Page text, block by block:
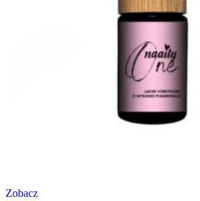
Zobacz